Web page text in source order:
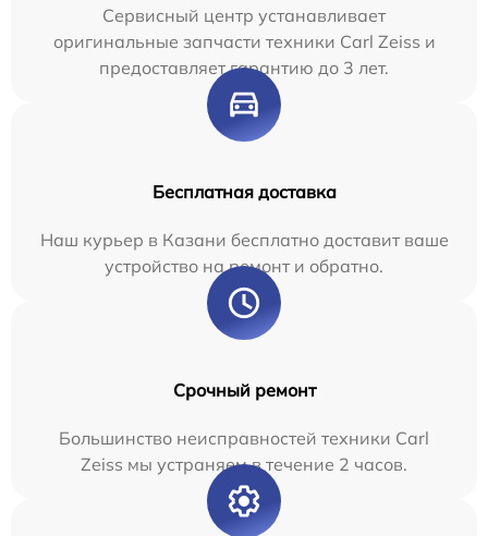
Сервисный центр устанавливает
оригинальные запчасти техники Carl Zeiss и
предоставляет гарантию до 3 лет.
Бесплатная доставка
Наш курьер в Казани бесплатно доставит ваше
устройство на ремонт и обратно.
Срочный ремонт
Большинство неисправностей техники Carl
Zeiss мы устраняем в течение 2 часов.